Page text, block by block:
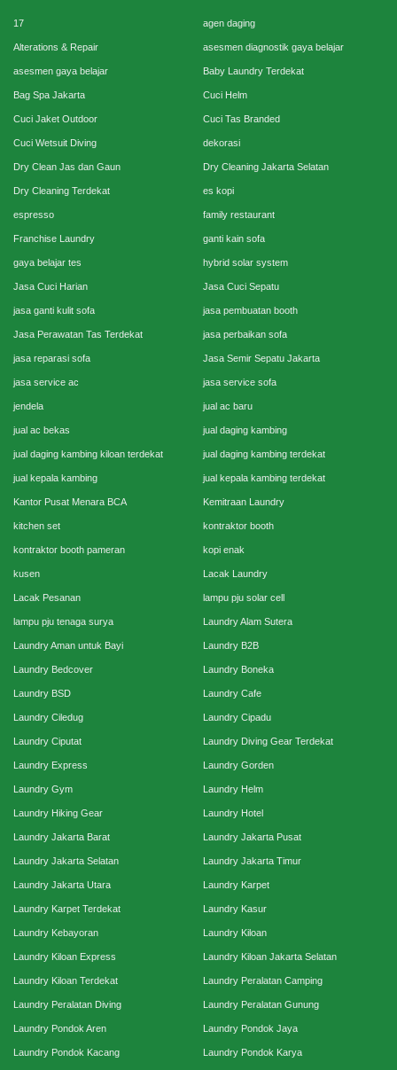
17 agen daging
Alterations & Repair asesmen diagnostik gaya belajar
asesmen gaya belajar Baby Laundry Terdekat
Bag Spa Jakarta Cuci Helm
Cuci Jaket Outdoor Cuci Tas Branded
Cuci Wetsuit Diving dekorasi
Dry Clean Jas dan Gaun Dry Cleaning Jakarta Selatan
Dry Cleaning Terdekat es kopi
espresso family restaurant
Franchise Laundry ganti kain sofa
gaya belajar tes hybrid solar system
Jasa Cuci Harian Jasa Cuci Sepatu
jasa ganti kulit sofa jasa pembuatan booth
Jasa Perawatan Tas Terdekat jasa perbaikan sofa
jasa reparasi sofa Jasa Semir Sepatu Jakarta
jasa service ac jasa service sofa
jendela jual ac baru
jual ac bekas jual daging kambing
jual daging kambing kiloan terdekat jual daging kambing terdekat
jual kepala kambing jual kepala kambing terdekat
Kantor Pusat Menara BCA Kemitraan Laundry
kitchen set kontraktor booth
kontraktor booth pameran kopi enak
kusen Lacak Laundry
Lacak Pesanan lampu pju solar cell
lampu pju tenaga surya Laundry Alam Sutera
Laundry Aman untuk Bayi Laundry B2B
Laundry Bedcover Laundry Boneka
Laundry BSD Laundry Cafe
Laundry Ciledug Laundry Cipadu
Laundry Ciputat Laundry Diving Gear Terdekat
Laundry Express Laundry Gorden
Laundry Gym Laundry Helm
Laundry Hiking Gear Laundry Hotel
Laundry Jakarta Barat Laundry Jakarta Pusat
Laundry Jakarta Selatan Laundry Jakarta Timur
Laundry Jakarta Utara Laundry Karpet
Laundry Karpet Terdekat Laundry Kasur
Laundry Kebayoran Laundry Kiloan
Laundry Kiloan Express Laundry Kiloan Jakarta Selatan
Laundry Kiloan Terdekat Laundry Peralatan Camping
Laundry Peralatan Diving Laundry Peralatan Gunung
Laundry Pondok Aren Laundry Pondok Jaya
Laundry Pondok Kacang Laundry Pondok Karya